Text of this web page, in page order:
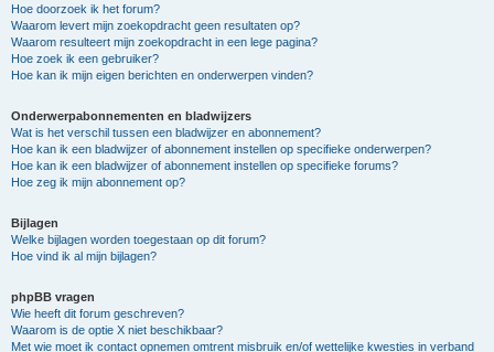
Hoe doorzoek ik het forum?
Waarom levert mijn zoekopdracht geen resultaten op?
Waarom resulteert mijn zoekopdracht in een lege pagina?
Hoe zoek ik een gebruiker?
Hoe kan ik mijn eigen berichten en onderwerpen vinden?
Onderwerpabonnementen en bladwijzers
Wat is het verschil tussen een bladwijzer en abonnement?
Hoe kan ik een bladwijzer of abonnement instellen op specifieke onderwerpen?
Hoe kan ik een bladwijzer of abonnement instellen op specifieke forums?
Hoe zeg ik mijn abonnement op?
Bijlagen
Welke bijlagen worden toegestaan op dit forum?
Hoe vind ik al mijn bijlagen?
phpBB vragen
Wie heeft dit forum geschreven?
Waarom is de optie X niet beschikbaar?
Met wie moet ik contact opnemen omtrent misbruik en/of wettelijke kwesties in verband